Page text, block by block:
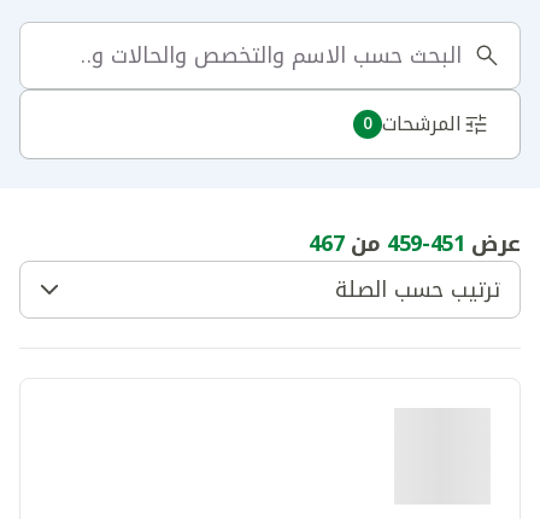
المرشحات 0
عرض 451
-
459 من467
ترتيب حسب الصلة